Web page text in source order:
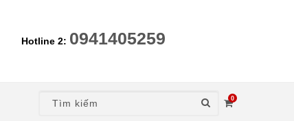
Hotline 2: 0941405259
0